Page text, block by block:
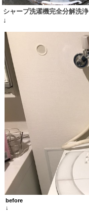
シャープ洗濯機完全分解洗浄
↓
before
↓